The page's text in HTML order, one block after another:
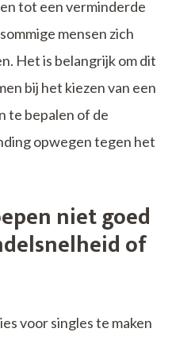
tot een verminderde
mensen zich
Het is belangrijk om dit
bij het kiezen van een
te bepalen of de
opwegen tegen het
niet goed
of
voor singles te maken